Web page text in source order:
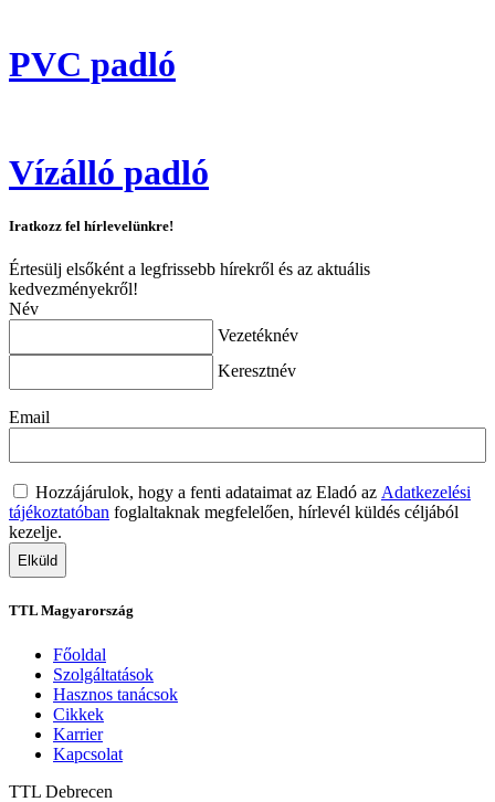
PVC padló
Vízálló padló
Iratkozz fel hírlevelünkre!
Értesülj elsőként a legfrissebb hírekről és az aktuális
kedvezményekről!
Név
Vezetéknév
Keresztnév
Email
Adatvédelem(Kötelező)
Hozzájárulok, hogy a fenti adataimat az Eladó az Adatkezelési
tájékoztatóban foglaltaknak megfelelően, hírlevél küldés céljából
kezelje.
TTL Magyarország
Főoldal
Szolgáltatások
Hasznos tanácsok
Cikkek
Karrier
Kapcsolat
TTL Debrecen